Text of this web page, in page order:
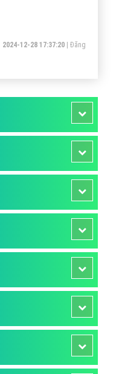
2024-12-28 17:37:20|Đăng